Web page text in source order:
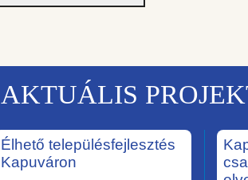
AKTUÁLIS
Élhető településfejlesztés
Kapuváron